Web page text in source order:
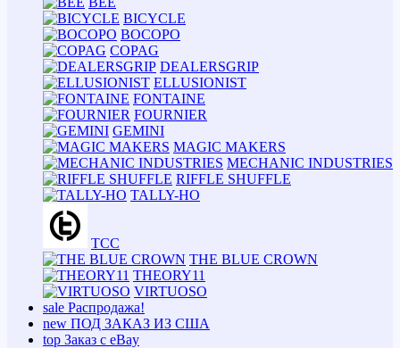
BICYCLE
BOCOPO
COPAG
DEALERSGRIP
ELLUSIONIST
FONTAINE
FOURNIER
GEMINI
MAGIC MAKERS
MECHANIC INDUSTRIES
RIFFLE SHUFFLE
TALLY-HO
TCC
THE BLUE CROWN
THEORY11
VIRTUOSO
sale Распродажа!
new ПОД ЗАКАЗ ИЗ США
top Заказ с eBay